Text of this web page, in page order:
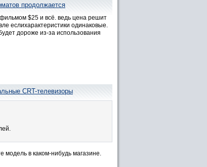
продолжается
$25 и всё. ведь цена решит
еслихарактеристики одинаковые.
дороже из-за использования
CRT-телевизоры
в каком-нибудь магазине.